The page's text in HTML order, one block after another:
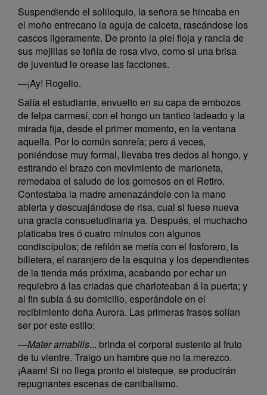
Suspendiendo el soliloquio, la señora se hincaba en
el moño entrecano la aguja de calceta, rascándose los
cascos ligeramente. De pronto la piel floja y rancia de
sus mejillas se teñía de rosa vivo, como si una brisa
de juventud le orease las facciones.
—¡Ay! Rogelio.
Salía el estudiante, envuelto en su capa de embozos
de felpa carmesí, con el hongo un tantico ladeado y la
mirada fija, desde el primer momento, en la ventana
aquella. Por lo común sonreía; pero á veces,
poniéndose muy formal, llevaba tres dedos al hongo, y
estirando el brazo con movimiento de marioneta,
remedaba el saludo de los gomosos en el Retiro.
Contestaba la madre amenazándole con la mano
abierta y descuajándose de risa, cual si fuese nueva
una gracia consuetudinaria ya. Después, el muchacho
platicaba tres ó cuatro minutos con algunos
condiscípulos; de refilón se metía con el fosforero, la
billetera, el naranjero de la esquina y los dependientes
de la tienda más próxima, acabando por echar un
requiebro á las criadas que charloteaban á la puerta; y
al fin subía á su domicilio, esperándole en el
recibimiento doña Aurora. Las primeras frases solían
ser por este estilo:
—Mater amabilis... brinda el corporal sustento al fruto
de tu vientre. Traigo un hambre que no la merezco.
¡Aaam! Si no llega pronto el bisteque, se producirán
repugnantes escenas de canibalismo.